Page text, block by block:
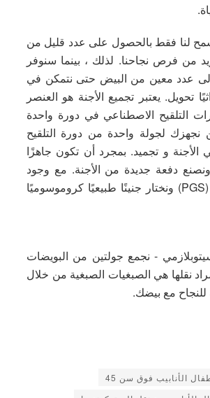
لنا فقط بالحصول على عدد قليل من
من فرص نجاحنا. لذلك ، بينما سنوفر
إلى عدد معين من البيض حتى نتمكن في
تحويل. يعتبر تجميع الأجنة هو العنصر
التلقيح الاصطناعي في دورة واحدة
لجولة واحدة من دورة التلقيح
الأجنة و تجميد. بمجرد أن تكون جاهزًا
دفعة جديدة من الأجنة. مع وجود
مجموعتين من الأجنة في متناول اليد ، نبدأ في الفحص الجيني قبل الزرع (PGS) ونختار جنينًا طبيعيًا كروموسوميًا
- نجمع جولتين من البويضات
نقلها هي الصبغيات الصبغية من خلال
الأنابيب فوق سن 45